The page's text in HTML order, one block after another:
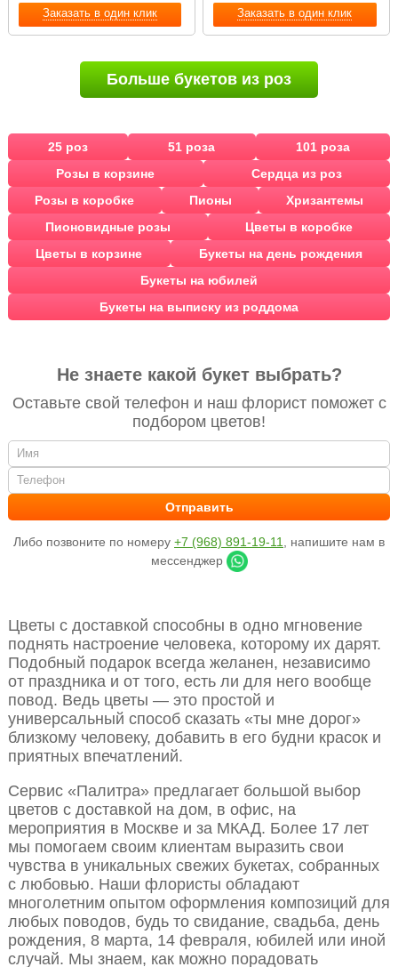
Заказать в один клик Заказать в один клик
Больше букетов из роз
25 роз 51 роза
101 роза
Розы в корзине
Сердца из роз
Розы в коробке
Пионы
Хризантемы
Пионовидные розы
Цветы в коробке
Цветы в корзине
Букеты на день рождения
Букеты на юбилей
Букеты на выписку из роддома
Не знаете какой букет выбрать?
Оставьте свой телефон и наш флорист поможет с
подбором цветов!
Либо позвоните по номеру +7 (968) 891-19-11
, напишите нам в
мессенджер
Цветы с доставкой способны в одно мгновение
поднять настроение человека, которому их дарят.
Подобный подарок всегда желанен, независимо
от праздника и от того, есть ли для него вообще
повод. Ведь цветы — это простой и
универсальный способ сказать «ты мне дорог»
близкому человеку, добавить в его будни красок и
приятных впечатлений.
Сервис «Палитра» предлагает большой выбор
цветов с доставкой на дом, в офис, на
мероприятия в Москве и за МКАД. Более 17 лет
мы помогаем своим клиентам выразить свои
чувства в уникальных свежих букетах, собранных
с любовью. Наши флористы обладают
многолетним опытом оформления композиций для
любых поводов, будь то свидание, свадьба, день
рождения, 8 марта, 14 февраля, юбилей или иной
случай. Мы знаем, как можно порадовать